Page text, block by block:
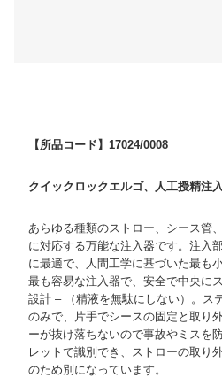
【所品コード】17024/0008
クイックロックエルゴ、人工授精注
あらゆる種類のストロー、シース管
に対応する万能な注入器です。注入
に最適で、人間工学に基づいた最も
最も容易な注入器で、安全で中央に
設計 – （精液を無駄にしない）。ス
のみで、片手でシースの固定と取り
ーが抜け落ちないので事故やミスを
レットで識別でき、ストローの取り
のため別になっています。